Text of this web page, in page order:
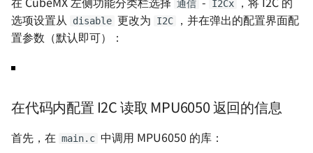
通信 I2Cx
选项设置从
disable 更改为 I2C
，并在弹出的配置界面配
置参数（默认即可）：
在代码内配置 I2C 读取 MPU6050 返回的信息
首先，在 main.c 中调用 MPU6050 的库：